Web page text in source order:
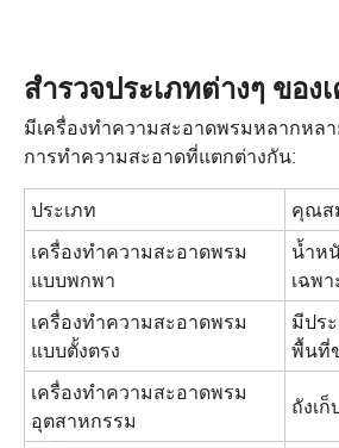
สำรวจประเภทต่างๆ ขอ
มีเครื่องทำความสะอาดพรมหลากหล
การทำความสะอาดที่แตกต่างกัน:
ประเภท คุณส
เครื่องทำความสะอาดพรม
แบบพกพา
น้ำห
เฉพ
เครื่องทำความสะอาดพรม
แบบตั้งตรง
มีปร
พื้นที่
เครื่องทำความสะอาดพรม
อุตสาหกรรม
ถังเ